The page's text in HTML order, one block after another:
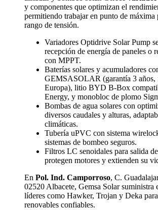
y componentes que optimizan el
permitiendo trabajar en punto de
rango de tensión.
Variadores Optidrive Solar Pump
recepción de energía de paneles o
con MPPT.
Baterías solares y acumuladores
GEMSASOLAR (garantía 3 años,
Europa), litio BYD B-Box
Energy, y monobloc de plomo
Bombas de agua solares con
diversos caudales y alturas,
climáticas.
Tubería uPVC con sistema
sistemas de bombeo seguros.
Filtros LC senoidales para salida
protegen motores y extienden su
En Pol. Ind. Camporroso, C.
02520 Albacete, Gemsa Solar suministra
líderes como Hawker, Trojan y Deka
renovables confiables.